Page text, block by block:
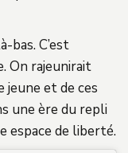
bas. C’est
On rajeunirait
jeune et de ces
une ère du repli
espace de liberté.